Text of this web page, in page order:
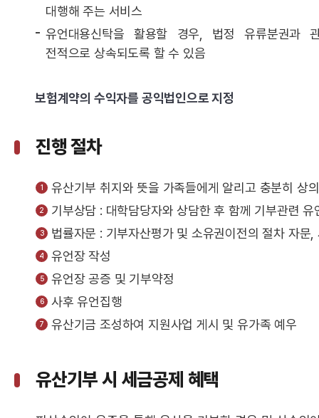
대행해 주는 서비스
유언대용신탁을 활용할 경우, 법정 유류분권과
전적으로 상속되도록 할 수 있음
보험계약의 수익자를 공익법인으로 지정
진행 절차
유산기부 취지와 뜻을 가족들에게 알리고 충분히 상의
기부상담 : 대학담당자와 상담한 후 함께 기부관련 유
법률자문 : 기부자산평가 및 소유권이전의 절차 자문,
유언장 작성
유언장 공증 및 기부약정
사후 유언집행
유산기금 조성하여 지원사업 게시 및 유가족 예우
유산기부 시 세금공제 혜택